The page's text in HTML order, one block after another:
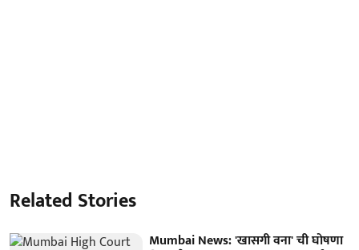
Related Stories
Mumbai News: 'खासगी वना' ची घोषणा